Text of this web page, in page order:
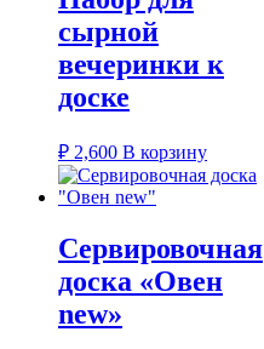
сырной
вечеринки к
доске
₽ 2,600 В корзину
Сервировочная
доска «Овен
new»